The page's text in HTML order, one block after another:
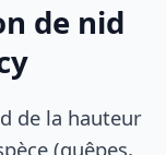
de nid
de la hauteur
(guêpes,